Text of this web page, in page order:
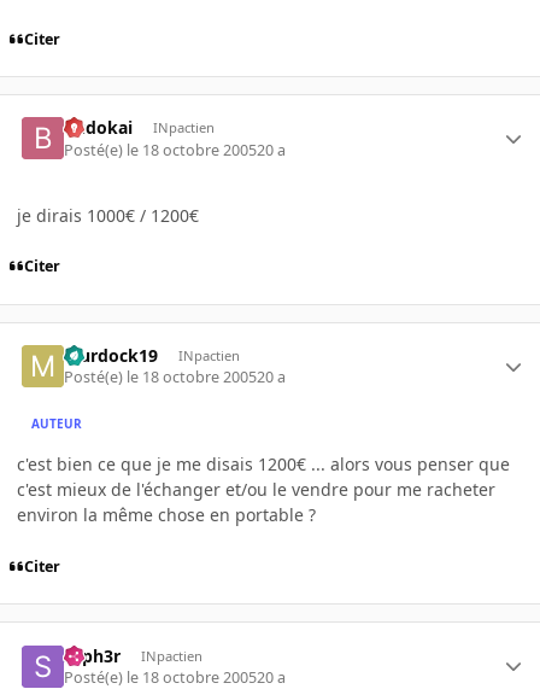
Citer
budokai INpactien
Posté(e) le 18 octobre 200520 a
je dirais 1000€ / 1200€
Citer
Murdock19 INpactien
Posté(e) le 18 octobre 200520 a
AUTEUR
c'est bien ce que je me disais 1200€ ... alors vous penser que
c'est mieux de l'échanger et/ou le vendre pour me racheter
environ la même chose en portable ?
Citer
syph3r INpactien
Posté(e) le 18 octobre 200520 a